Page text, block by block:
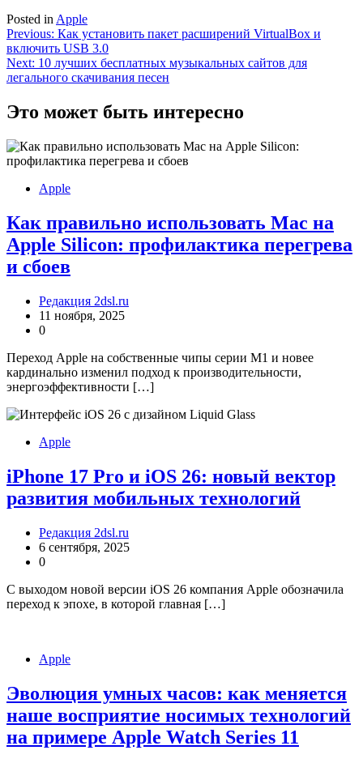
Posted in Apple
Навигация
по
записям
Previous: Как установить пакет расширений VirtualBox и
включить USB 3.0
Next: 10 лучших бесплатных музыкальных сайтов для
легального скачивания песен
Это может быть интересно
Apple
Как правильно использовать Mac на
Apple Silicon: профилактика перегрева
и сбоев
Редакция 2dsl.ru
11 ноября, 2025
0
Переход Apple на собственные чипы серии M1 и новее
кардинально изменил подход к производительности,
энергоэффективности […]
Apple
iPhone 17 Pro и iOS 26: новый вектор
развития мобильных технологий
Редакция 2dsl.ru
6 сентября, 2025
0
С выходом новой версии iOS 26 компания Apple обозначила
переход к эпохе, в которой главная […]
Apple
Эволюция умных часов: как меняется
наше восприятие носимых технологий
на примере Apple Watch Series 11